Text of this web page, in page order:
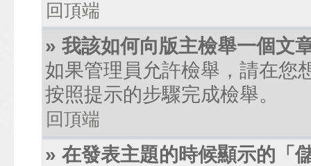
回頂端
» 我該如何向版主檢舉一個文
如果管理員允許檢舉，請在您
按照提示的步驟完成檢舉。
回頂端
» 在發表主題的時候顯示的「